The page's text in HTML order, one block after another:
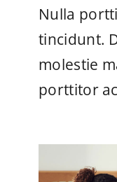
Nulla
tincidunt.
molestie
porttitor